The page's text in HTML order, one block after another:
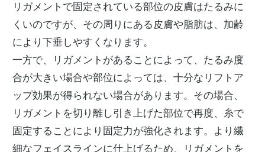
リガメントで固定されている部位の皮膚はたるみに
くいのですが、その周りにある皮膚や脂肪は、加齢
により下垂しやすくなります。
一方で、リガメントがあることによって、たるみ度
合が大きい場合や部位によっては、十分なリフトア
ップ効果が得られない場合があります。その場合、
リガメントを切り離し引き上げた部位で再度、糸で
固定することにより固定力が強化されます。より繊
細なフェイスラインに仕上げるため、リガメントを